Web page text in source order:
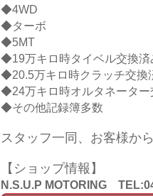
◆4WD
◆ターボ
◆5MT
◆19万キロ時タイベル交換済
◆20.5万キロ時クラッチ交換
◆24万キロ時オルタネーター
◆その他記録簿多数
スタッフ一同、お客様か
【ショップ情報】
N.S.U.P MOTORING